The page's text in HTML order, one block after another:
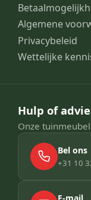
Algemene
Privacybeleid
Wettelijke
Hulp of
Onze
Bel ons
+31 10
E-mail